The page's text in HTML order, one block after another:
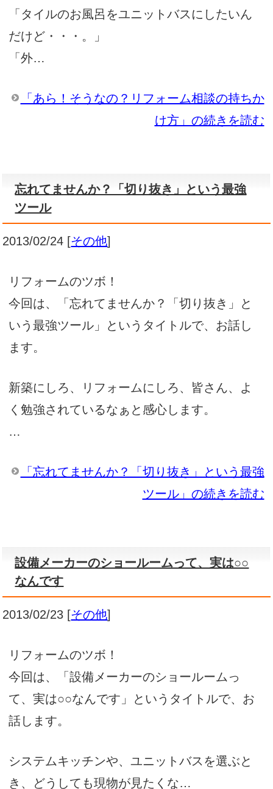
「タイルのお風呂をユニットバスにしたいん
だけど・・・。」
「外…
「あら！そうなの？リフォーム相談の持ちか
け方」の続きを読む
忘れてませんか？「切り抜き」という最強
ツール
2013/02/24 [その他]
リフォームのツボ！
今回は、「忘れてませんか？「切り抜き」と
いう最強ツール」というタイトルで、お話し
ます。
新築にしろ、リフォームにしろ、皆さん、よ
く勉強されているなぁと感心します。
…
「忘れてませんか？「切り抜き」という最強
ツール」の続きを読む
設備メーカーのショールームって、実は○○
なんです
2013/02/23 [その他]
リフォームのツボ！
今回は、「設備メーカーのショールームっ
て、実は○○なんです」というタイトルで、お
話します。
システムキッチンや、ユニットバスを選ぶと
き、どうしても現物が見たくな…